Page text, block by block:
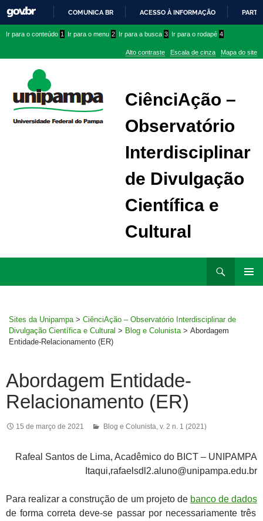
PARA
CONTEÚDO
COMUNICA BR ACESSO À INFORMAÇÃO
conteúdo
menu
superior
menu
Ir para o conteúdo 1 Ir para o menu 2 Ir para a busca 3 Ir para o rodapé 4
Alto contraste Escala de cinza Mapa do site
CiênciAção –
Observatório
Interdisciplinar
de Divulgação
Científica e
Cultural
Sites da Unipampa > CiênciAção – Observatório Interdisciplinar de
Divulgação Científica e Cultural > Blog e Colunista > Abordagem
Entidade-Relacionamento (ER)
Abordagem Entidade-
Relacionamento (ER)
15 de março de 2021 Blog e Colunista v. 2 n. 1 (2021)
Rafeal Santos de Lima, Acadêmico do BICT – UNIPAMPA
Itaqui,rafaelsdl2.aluno@unipampa.edu.br
Para realizar a construção de um projeto de banco de dados
de forma correta deve-se passar por necessariamente três